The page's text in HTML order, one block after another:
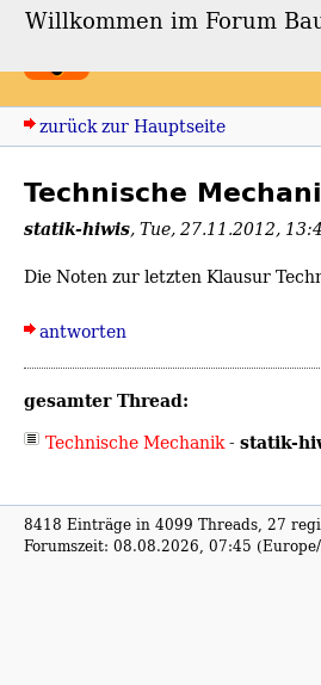
Forum
zurück zur Hauptseite
Technische
statik-hiwis,Tue, 27.11.2012,
Die Noten zur letzten Klausur
antworten
gesamter Thread:
Technische Mechanik- statik-
8418 Einträge in 4099 Threads, 27
Forumszeit: 08.08.2026, 07:45
Willkommen im Forum